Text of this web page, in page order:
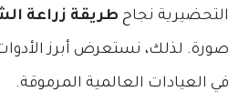
التحضيرية نجاح طريقة زراعة
صورة. لذلك، نستعرض أبرز الأدوات
في العيادات العالمية المرموقة.